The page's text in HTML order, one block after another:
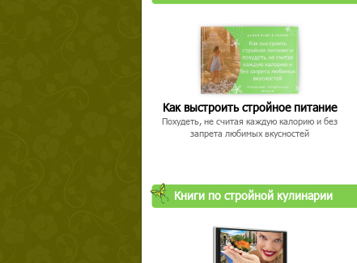
Как выстроить стройное питание
Похудеть, не считая каждую калорию и без
запрета любимых вкусностей
Книги по стройной кулинарии